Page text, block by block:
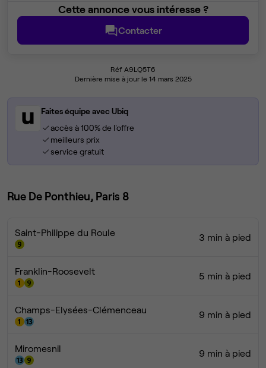
Cette annonce vous intéresse ?
Contacter
Réf A9LQ5T6
Dernière mise à jour le 14 mars 2025
Faites équipe avec Ubiq
accès à 100% de l'offre
meilleurs prix
service gratuit
Rue De Ponthieu, Paris 8
Saint-Philippe du Roule 3 min à pied
Franklin-Roosevelt 5 min à pied
Champs-Elysées-Clémenceau 9 min à pied
Miromesnil 9 min à pied